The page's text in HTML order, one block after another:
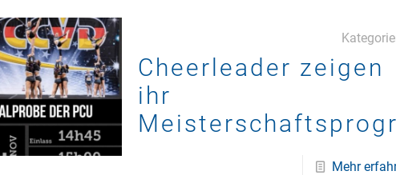
Cheerleader zeigen
ihr
Mehr